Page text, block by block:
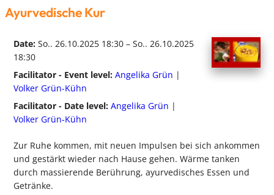
Ayurvedische Kur
Date:So.. 26.10.2025 18:30 – So.. 26.10.2025
18:30
Facilitator - Event level:Angelika Grün |
Volker Grün-Kühn
Facilitator - Date level:Angelika Grün |
Volker Grün-Kühn
Zur Ruhe kommen, mit neuen Impulsen bei sich ankommen
und gestärkt wieder nach Hause gehen. Wärme tanken
durch massierende Berührung, ayurvedisches Essen und
Getränke.